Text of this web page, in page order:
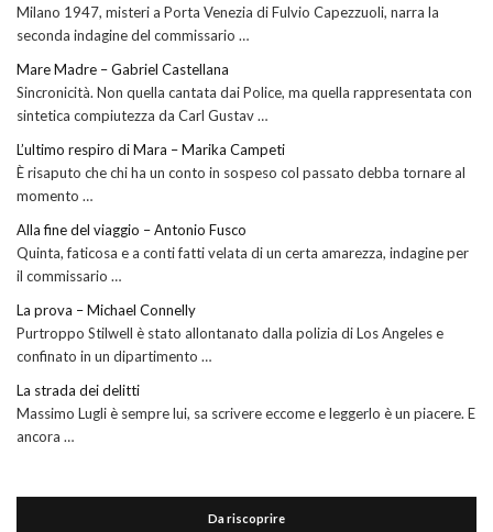
Milano 1947, misteri a Porta Venezia di Fulvio Capezzuoli, narra la
seconda indagine del commissario …
Mare Madre – Gabriel Castellana
Sincronicità. Non quella cantata dai Police, ma quella rappresentata con
sintetica compiutezza da Carl Gustav …
L’ultimo respiro di Mara – Marika Campeti
È risaputo che chi ha un conto in sospeso col passato debba tornare al
momento …
Alla fine del viaggio – Antonio Fusco
Quinta, faticosa e a conti fatti velata di un certa amarezza, indagine per
il commissario …
La prova – Michael Connelly
Purtroppo Stilwell è stato allontanato dalla polizia di Los Angeles e
confinato in un dipartimento …
La strada dei delitti
Massimo Lugli è sempre lui, sa scrivere eccome e leggerlo è un piacere. E
ancora …
Da riscoprire